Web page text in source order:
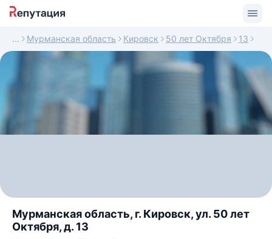
Мурманская область Кировск 50 лет Октября 13
Мурманская область, г. Кировск, ул. 50 лет
Октября, д. 13